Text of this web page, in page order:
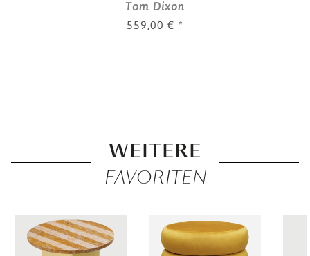
Tom Dixon
559,00 € *
WEITERE
FAVORITEN